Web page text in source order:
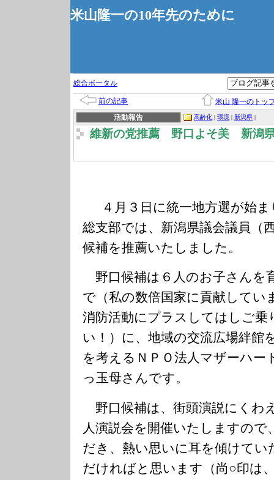
米山隆一の10年先のために
総合ポータル
前の記事
米山 隆一のトッ
活動報告
高齢化 | 環境 | 新潟県 |
維新の党推薦 野口よそ美 新潟
４月３日に統一地方選が始ま
総支部では、新潟県議会議員（
候補を推薦いたしました。
野口候補は６人のお子さんを
で（私の数倍国家に貢献してい
消防活動にプラスしてはしご乗
い！）に、地域の交流広場絆館
を考えるＮＰＯ法人マザーハー
っ玉母さんです。
野口候補は、街頭演説にくわ
人演説会を開催いたしますので
だき、熱い思いに耳を傾けて
だければと思います（尚○印は